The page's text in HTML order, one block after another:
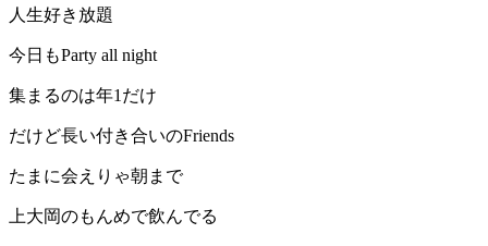
人生好き放題
今日もParty all night
集まるのは年1だけ
だけど長い付き合いのFriends
たまに会えりゃ朝まで
上大岡のもんめで飲んでる